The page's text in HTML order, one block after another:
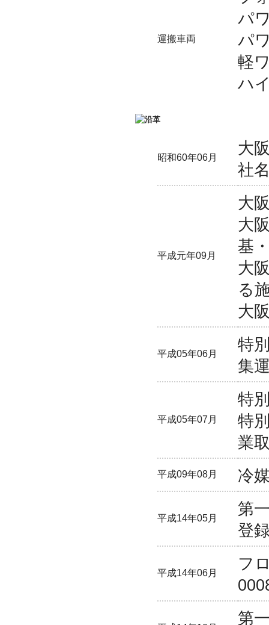
運搬車両
パ
パ
軽
ハ
昭和60年06月
大
社
平成元年09月
大
大
基
大
る
大
平成05年06月
特
集
平成05年07月
特
特
業
平成09年08月 冷
平成14年05月
第
登
平成14年06月
フ
第